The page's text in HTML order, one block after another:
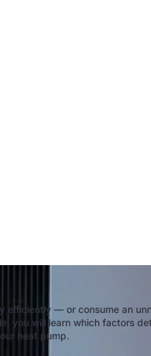
efficiently — or consume an
you will learn which factors
heat pump.